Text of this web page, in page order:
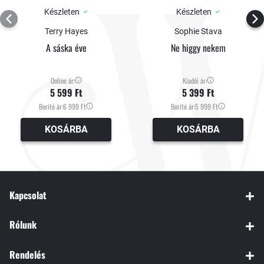
Készleten
Terry Hayes
A sáska éve
Online ár:
5 599 Ft
Borító ár:6 999 Ft
KOSÁRBA
Készleten
Sophie Stava
Ne higgy nekem
Kiadói ár:
5 399 Ft
Borító ár:5 999 Ft
KOSÁRBA
Kapcsolat
Rólunk
Rendelés